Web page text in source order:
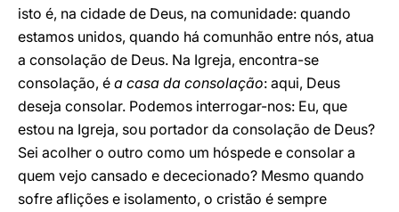
isto é, na cidade de Deus, na comunidade: quando
estamos unidos, quando há comunhão entre nós, atua
a consolação de Deus. Na Igreja, encontra-se
consolação, é a casa da consolação: aqui, Deus
deseja consolar. Podemos interrogar-nos: Eu, que
estou na Igreja, sou portador da consolação de Deus?
Sei acolher o outro como um hóspede e consolar a
quem vejo cansado e dececionado? Mesmo quando
sofre aflições e isolamento, o cristão é sempre